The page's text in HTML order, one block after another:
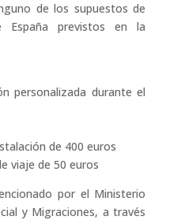
de los supuestos de
España previstos en la
personalizada durante el
de 400 euros
viaje de 50 euros
por el Ministerio
y Migraciones, a través